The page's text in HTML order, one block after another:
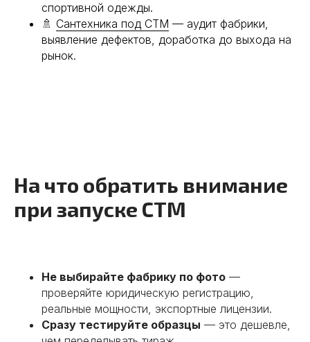
спортивной одежды.
🚿 Сантехника под СТМ — аудит фабрики,
выявление дефектов, доработка до выхода на
рынок.
На что обратить внимание
при запуске СТМ
Не выбирайте фабрику по фото —
проверяйте юридическую регистрацию,
реальные мощности, экспортные лицензии.
Сразу тестируйте образцы — это дешевле,
поставщиков
Поможем найти производителей
и фабрики в Китае. Проведем
аудит и обеспечим выгодные
условия сотрудничества.
перед вашим бизнесом сейчас.